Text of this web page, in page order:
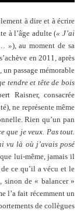
à dire et à écrire
à l’âge adulte (« J’ai
»), au moment de sa
en 2011, après
passage mémorable
tendre et tête de bois
Raisner, consacrée
ne représente même
Rien qu’un pan
que je veux. Pas tout.
vu là où j’avais posé
lui-même, jamais il
ce qu’il a vécu et le
sinon de « balancer »
l’a fait récemment un
de collègues